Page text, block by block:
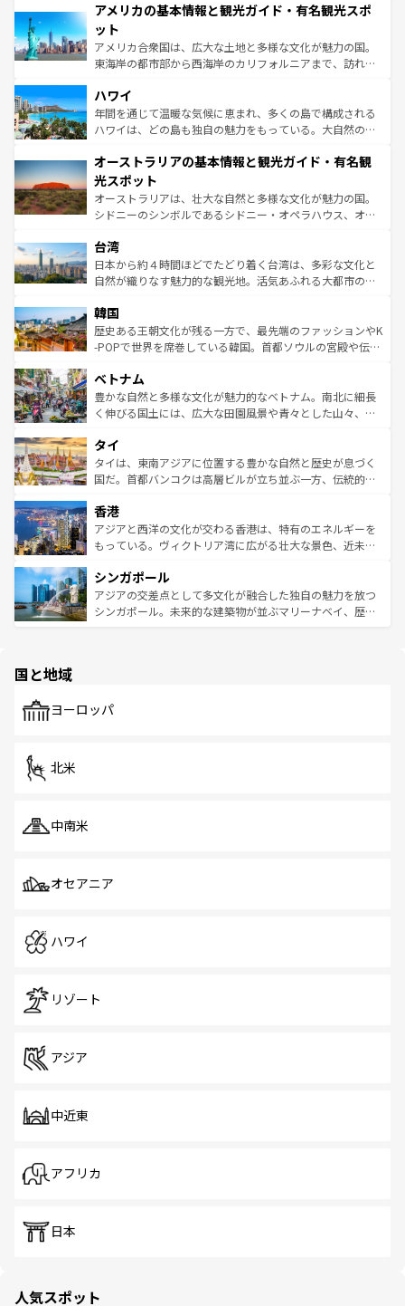
ンツ一覧を参照してほしい。
の建物がそのまま残る町や、スイスならではのユニークな
博物館もあり、アルプス観光だけでなく町歩きも満喫する
ことができる。国民の所得が高いため物価も高いが、旅行
者向けの交通パス提供のサービスもあり、うまく活用すれ
着のスイス情報は
アメリカの基本情報と観光ガイド・有名観光スポ
ット
アメリカ合衆国は、広大な土地と多様な文化が魅力の国。
東海岸の都市部から西海岸のカリフォルニアまで、訪れる
のような巨大都市は、観光、ショッピング、エンターテイ
ンメントが詰まった刺激的なスポットだ。一方、アメリカ
西部には大自然が広がり、グランドキャニオンやイエロー
部のニューオーリンズでは、音楽と美食が融合した独特の
文化が魅力。旅行者はアメリカの各地域で異なる魅力を楽
しみながら、その多様性と豊かな歴史を感じることができ
るだろう。車でのロードトリップや列車の旅も、アメリカ
情報は
ハワイ
年間を通じて温暖な気候に恵まれ、多くの島で構成される
ハワイは、どの島も独自の魅力をもっている。大自然の神
ワイ島は見逃せない。また、定番の観光地といえばオアフ
島だが、静かな自然を求めるならマウイ島やカウアイ島が
おすすめ。エメラルドグリーンに輝く海をはじめ、豊かな
文化や歴史が息づいている。「アロハスピリット」と呼ば
人々、おいしいローカルフードやハワイアンミュージッ
ク、伝統的なフラダンスなど、すべてがハワイの魅力を彩
っている。訪れるたびに新しい発見と感動が待っているハ
はコンテンツ一覧
オーストラリアの基本情報と観光ガイド・有名観
光スポット
オーストラリアは、壮大な自然と多様な文化が魅力の国。
シドニーのシンボルであるシドニー・オペラハウス、オー
リアリーフや大陸中央部にそびえるウルル（エアーズロッ
ク）、タスマニアの美しい原生林やケアンズの熱帯雨林な
ど、見どころがたくさん。また、カフェやワイン、オージ
いる。アクティビティも充実しており、サーフィンやダイ
ビング、ハイキングなど、アウトドア好きにはたまらな
い。オーストラリアの多彩な魅力を存分に味わいつくそ
参照してほしい。
台湾
日本から約４時間ほどでたどり着く台湾は、多彩な文化と
自然が織りなす魅力的な観光地。活気あふれる大都市の台
ン）、静ひつな山岳地帯である台湾東部など、都市の喧騒
と山間の静けさが共存しており、訪れる人に新しい発見と
驚きをもたらしてくれる。また、奥深い台湾の食文化も魅
容にもいいと評判のスイーツなど、バラエティ豊かな料理
が味わえる。 なお、新着の台湾情報は コンテンツ一覧を参
照してほしい。
韓国
歴史ある王朝文化が残る一方で、最先端のファッションやK
-POPで世界を席巻している韓国。首都ソウルの宮殿や伝統
き、地方に足を延ばせば四季折々の自然美を楽しむことが
できる。そして、キムチや焼肉、絶品のストリートフード
まで、さまざまな韓国料理が待っている。夜には、韓国な
リティに包まれながら、韓国の多彩な魅力を心ゆくまで味
わってみてほしい。 なお、新着の韓国情報はコンテンツ一
覧を参照してほしい。
ベトナム
豊かな自然と多様な文化が魅力的なベトナム。南北に細長
く伸びる国土には、広大な田園風景や青々とした山々、世
急速な発展と共に伝統が息づく。ハノイの古い町並みやホ
ーチミン市のフランス統治時代の建物も、独特の雰囲気を
醸し出している。また、バラエティの豊かさとおいしさで
とつ。フォーやバインミー、ベトナムコーヒーなどは、ぜ
ひ現地で味わいたい。どの地域を訪れてもあたたかい人々
が旅行者を迎えてくれるので、きっと忘れられない旅にな
参照してほしい。
タイ
タイは、東南アジアに位置する豊かな自然と歴史が息づく
国だ。首都バンコクは高層ビルが立ち並ぶ一方、伝統的な
の活気が交差している。北部ではチェンマイなどの山岳地
帯で自然と触れ合い、南部ではプーケットやクラビの美し
いビーチでリゾート気分を楽しむことができる。タイ料理
激する。気候は一年中温暖で、どの季節にも異なる楽しみ
が待っている。親しみやすいタイの人々、仏教を中心とし
た文化、そして多様な観光資源が、訪れる旅人を魅了し続
香港
アジアと西洋の文化が交わる香港は、特有のエネルギーを
もっている。ヴィクトリア湾に広がる壮大な景色、近未来
み、どこを訪れても感動するはず。観光スポットが密集し
ており、効率よく見どころを回れるのも魅力。息をのむよ
うな絶景から文化的な体験まで、香港を存分に楽しみ尽く
シンガポール
アジアの交差点として多文化が融合した独自の魅力を放つ
シンガポール。未来的な建築物が並ぶマリーナベイ、歴史
で、ホーカーズは地元の風情を楽しめる外せないスポット
国と地域
ヨーロッパ
北米
中南米
オセアニア
ハワイ
リゾート
アジア
中近東
アフリカ
日本
人気スポット